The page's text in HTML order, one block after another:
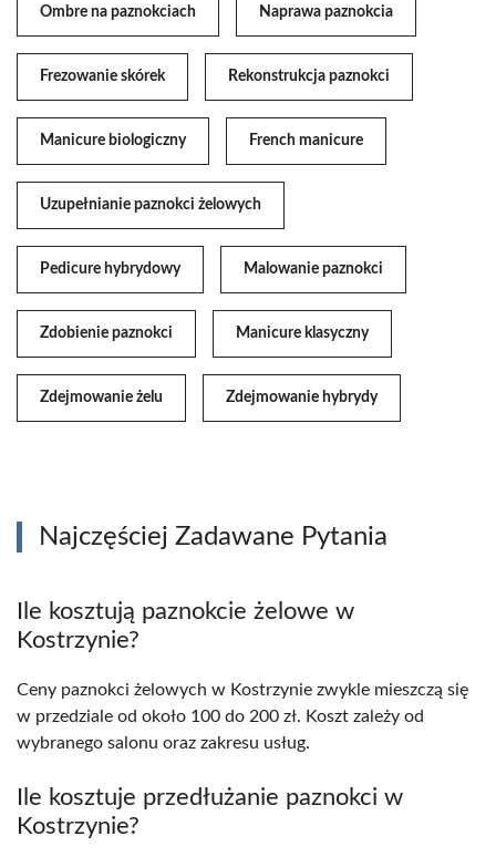
Ombre na paznokciach Naprawa paznokcia
Frezowanie skórek Rekonstrukcja paznokci
Manicure biologiczny French manicure
Uzupełnianie paznokci żelowych
Pedicure hybrydowy Malowanie paznokci
Zdobienie paznokci Manicure klasyczny
Zdejmowanie żelu Zdejmowanie hybrydy
Najczęściej Zadawane Pytania
Ile kosztują paznokcie żelowe w
Kostrzynie?
Ceny paznokci żelowych w Kostrzynie zwykle mieszczą się
w przedziale od około 100 do 200 zł. Koszt zależy od
wybranego salonu oraz zakresu usług.
Ile kosztuje przedłużanie paznokci w
Kostrzynie?